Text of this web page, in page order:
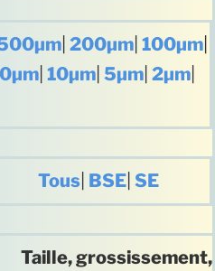
200µm 100µm
10µm 5µm 2µm
Tous BSE SE
Taille, grossissement,